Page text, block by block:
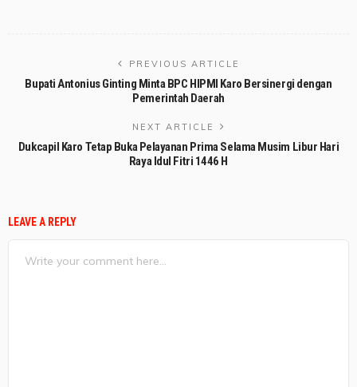
PREVIOUS ARTICLE
Bupati Antonius Ginting Minta BPC HIPMI Karo Bersinergi dengan
Pemerintah Daerah
NEXT ARTICLE
Dukcapil Karo Tetap Buka Pelayanan Prima Selama Musim Libur Hari
Raya Idul Fitri 1446 H
LEAVE A REPLY